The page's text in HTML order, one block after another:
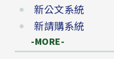
新公文系統
新請購系統
-MORE-